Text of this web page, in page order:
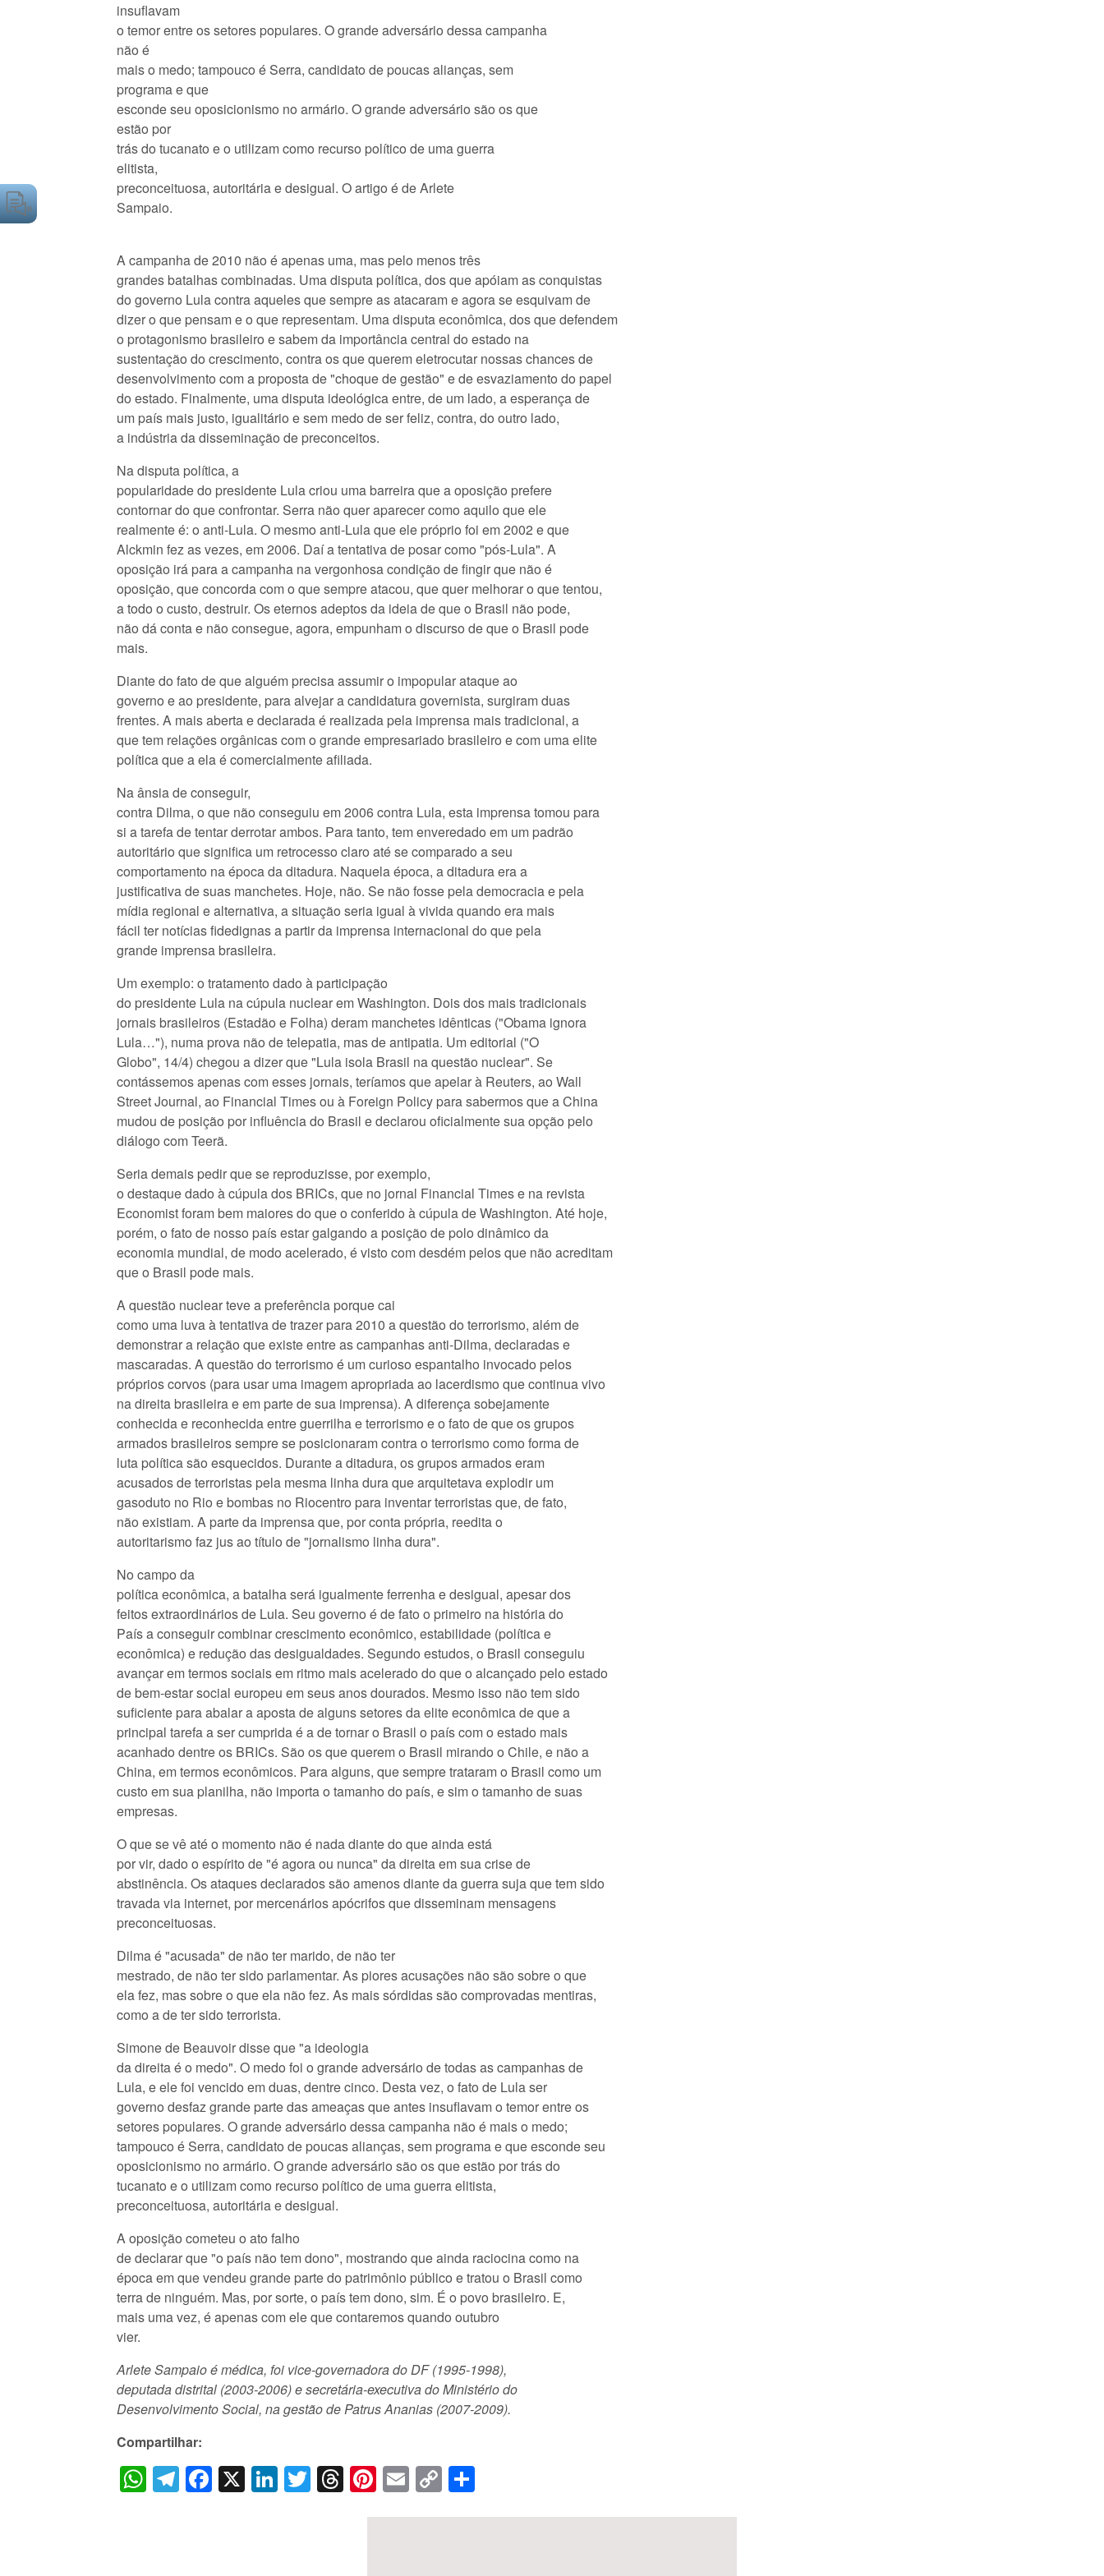
insuflavam
o temor entre os setores populares. O grande adversário dessa campanha
não é
mais o medo; tampouco é Serra, candidato de poucas alianças, sem
programa e que
esconde seu oposicionismo no armário. O grande adversário são os que
estão por
trás do tucanato e o utilizam como recurso político de uma guerra
elitista,
preconceituosa, autoritária e desigual. O artigo é de Arlete
Sampaio.
A campanha de 2010 não é apenas uma, mas pelo menos três
grandes batalhas combinadas. Uma disputa política, dos que apóiam as conquistas
do governo Lula contra aqueles que sempre as atacaram e agora se esquivam de
dizer o que pensam e o que representam. Uma disputa econômica, dos que defendem
o protagonismo brasileiro e sabem da importância central do estado na
sustentação do crescimento, contra os que querem eletrocutar nossas chances de
desenvolvimento com a proposta de "choque de gestão" e de esvaziamento do papel
do estado. Finalmente, uma disputa ideológica entre, de um lado, a esperança de
um país mais justo, igualitário e sem medo de ser feliz, contra, do outro lado,
a indústria da disseminação de preconceitos.
Na disputa política, a
popularidade do presidente Lula criou uma barreira que a oposição prefere
contornar do que confrontar. Serra não quer aparecer como aquilo que ele
realmente é: o anti-Lula. O mesmo anti-Lula que ele próprio foi em 2002 e que
Alckmin fez as vezes, em 2006. Daí a tentativa de posar como "pós-Lula". A
oposição irá para a campanha na vergonhosa condição de fingir que não é
oposição, que concorda com o que sempre atacou, que quer melhorar o que tentou,
a todo o custo, destruir. Os eternos adeptos da ideia de que o Brasil não pode,
não dá conta e não consegue, agora, empunham o discurso de que o Brasil pode
mais.
Diante do fato de que alguém precisa assumir o impopular ataque ao
governo e ao presidente, para alvejar a candidatura governista, surgiram duas
frentes. A mais aberta e declarada é realizada pela imprensa mais tradicional, a
que tem relações orgânicas com o grande empresariado brasileiro e com uma elite
política que a ela é comercialmente afiliada.
Na ânsia de conseguir,
contra Dilma, o que não conseguiu em 2006 contra Lula, esta imprensa tomou para
si a tarefa de tentar derrotar ambos. Para tanto, tem enveredado em um padrão
autoritário que significa um retrocesso claro até se comparado a seu
comportamento na época da ditadura. Naquela época, a ditadura era a
justificativa de suas manchetes. Hoje, não. Se não fosse pela democracia e pela
mídia regional e alternativa, a situação seria igual à vivida quando era mais
fácil ter notícias fidedignas a partir da imprensa internacional do que pela
grande imprensa brasileira.
Um exemplo: o tratamento dado à participação
do presidente Lula na cúpula nuclear em Washington. Dois dos mais tradicionais
jornais brasileiros (Estadão e Folha) deram manchetes idênticas ("Obama ignora
Lula…"), numa prova não de telepatia, mas de antipatia. Um editorial ("O
Globo", 14/4) chegou a dizer que "Lula isola Brasil na questão nuclear". Se
contássemos apenas com esses jornais, teríamos que apelar à Reuters, ao Wall
Street Journal, ao Financial Times ou à Foreign Policy para sabermos que a China
mudou de posição por influência do Brasil e declarou oficialmente sua opção pelo
diálogo com Teerã.
Seria demais pedir que se reproduzisse, por exemplo,
o destaque dado à cúpula dos BRICs, que no jornal Financial Times e na revista
Economist foram bem maiores do que o conferido à cúpula de Washington. Até hoje,
porém, o fato de nosso país estar galgando a posição de polo dinâmico da
economia mundial, de modo acelerado, é visto com desdém pelos que não acreditam
que o Brasil pode mais.
A questão nuclear teve a preferência porque cai
como uma luva à tentativa de trazer para 2010 a questão do terrorismo, além de
demonstrar a relação que existe entre as campanhas anti-Dilma, declaradas e
mascaradas. A questão do terrorismo é um curioso espantalho invocado pelos
próprios corvos (para usar uma imagem apropriada ao lacerdismo que continua vivo
na direita brasileira e em parte de sua imprensa). A diferença sobejamente
conhecida e reconhecida entre guerrilha e terrorismo e o fato de que os grupos
armados brasileiros sempre se posicionaram contra o terrorismo como forma de
luta política são esquecidos. Durante a ditadura, os grupos armados eram
acusados de terroristas pela mesma linha dura que arquitetava explodir um
gasoduto no Rio e bombas no Riocentro para inventar terroristas que, de fato,
não existiam. A parte da imprensa que, por conta própria, reedita o
autoritarismo faz jus ao título de "jornalismo linha dura".
No campo da
política econômica, a batalha será igualmente ferrenha e desigual, apesar dos
feitos extraordinários de Lula. Seu governo é de fato o primeiro na história do
País a conseguir combinar crescimento econômico, estabilidade (política e
econômica) e redução das desigualdades. Segundo estudos, o Brasil conseguiu
avançar em termos sociais em ritmo mais acelerado do que o alcançado pelo estado
de bem-estar social europeu em seus anos dourados. Mesmo isso não tem sido
suficiente para abalar a aposta de alguns setores da elite econômica de que a
principal tarefa a ser cumprida é a de tornar o Brasil o país com o estado mais
acanhado dentre os BRICs. São os que querem o Brasil mirando o Chile, e não a
China, em termos econômicos. Para alguns, que sempre trataram o Brasil como um
custo em sua planilha, não importa o tamanho do país, e sim o tamanho de suas
empresas.
O que se vê até o momento não é nada diante do que ainda está
por vir, dado o espírito de "é agora ou nunca" da direita em sua crise de
abstinência. Os ataques declarados são amenos diante da guerra suja que tem sido
travada via internet, por mercenários apócrifos que disseminam mensagens
preconceituosas.
Dilma é "acusada" de não ter marido, de não ter
mestrado, de não ter sido parlamentar. As piores acusações não são sobre o que
ela fez, mas sobre o que ela não fez. As mais sórdidas são comprovadas mentiras,
como a de ter sido terrorista.
Simone de Beauvoir disse que "a ideologia
da direita é o medo". O medo foi o grande adversário de todas as campanhas de
Lula, e ele foi vencido em duas, dentre cinco. Desta vez, o fato de Lula ser
governo desfaz grande parte das ameaças que antes insuflavam o temor entre os
setores populares. O grande adversário dessa campanha não é mais o medo;
tampouco é Serra, candidato de poucas alianças, sem programa e que esconde seu
oposicionismo no armário. O grande adversário são os que estão por trás do
tucanato e o utilizam como recurso político de uma guerra elitista,
preconceituosa, autoritária e desigual.
A oposição cometeu o ato falho
de declarar que "o país não tem dono", mostrando que ainda raciocina como na
época em que vendeu grande parte do patrimônio público e tratou o Brasil como
terra de ninguém. Mas, por sorte, o país tem dono, sim. É o povo brasileiro. E,
mais uma vez, é apenas com ele que contaremos quando outubro
vier.
Arlete Sampaio é médica, foi vice-governadora do DF (1995-1998),
deputada distrital (2003-2006) e secretária-executiva do Ministério do
Desenvolvimento Social, na gestão de Patrus Ananias (2007-2009).
Compartilhar:
WhatsApp
Telegram
Facebook
X LinkedIn
Twitter
Threads
Pinterest
Email
Copy
Link